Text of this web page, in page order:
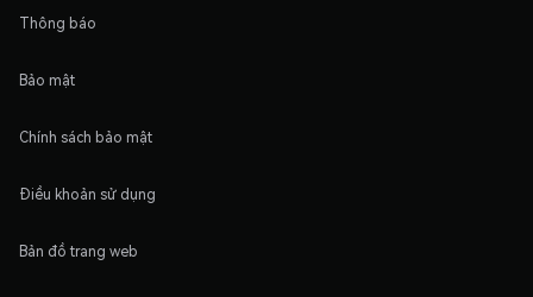
Thông báo
Bảo mật
Chính sách bảo mật
Điều khoản sử dụng
Bản đồ trang web